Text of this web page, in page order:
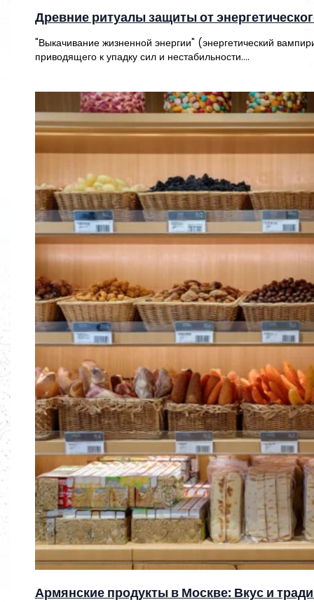
Древние ритуалы защиты от
"Выкачивание жизненной энергии" (энергетический
приводящего к упадку сил и нестабильности.…
Армянские продукты в Москве: Вкус и